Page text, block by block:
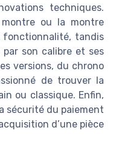
techniques.
ou la montre
tandis
son calibre et ses
versions, du chrono
de trouver la
ou classique. Enfin,
sécurité du paiement
d’une pièce